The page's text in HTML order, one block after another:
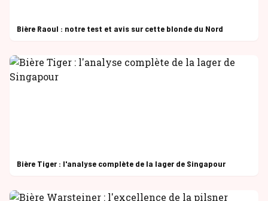
Bière Raoul : notre test et avis sur cette blonde du Nord
Bière Tiger : l'analyse complète de la lager de Singapour